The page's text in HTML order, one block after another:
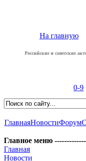
На главную
Российские и советские
0-9
ГлавнаяНовостиФорум
Главное меню -------------
Главная
Новости